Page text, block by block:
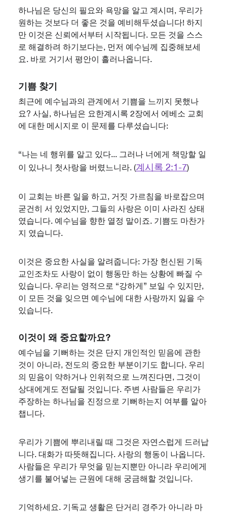
하나님은 당신의 필요와 욕망을 알고 계시며, 우리가
원하는 것보다 더 좋은 것을 예비해두셨습니다! 하지
만 이것은 신뢰에서부터 시작됩니다. 모든 것을 스스
로 해결하려 하기보다는, 먼저 예수님께 집중해보세
요. 바로 거기서 평안이 흘러나옵니다.
기쁨 찾기
최근에 예수님과의 관계에서 기쁨을 느끼지 못했나
요? 사실, 하나님은 요한계시록 2장에서 에베소 교회
에 대한 메시지로 이 문제를 다루셨습니다:
“나는 네 행위를 알고 있다... 그러나 너에게 책망할 일
이 있나니 첫사랑을 버렸느니라. (계시록 2:1-7)
이 교회는 바른 일을 하고, 거짓 가르침을 바로잡으며
굳건히 서 있었지만, 그들의 사랑은 이미 사라진 상태
였습니다. 예수님을 향한 열정 말이죠. 기쁨도 마찬가
지 였습니다.
이것은 중요한 사실을 알려줍니다: 가장 헌신된 기독
교인조차도 사랑이 없이 행동만 하는 상황에 빠질 수
있습니다. 우리는 영적으로 “강하게” 보일 수 있지만,
이 모든 것을 잊으면 예수님에 대한 사랑까지 잃을 수
있습니다.
이것이 왜 중요할까요?
예수님을 기뻐하는 것은 단지 개인적인 믿음에 관한
것이 아니라, 전도의 중요한 부분이기도 합니다. 우리
의 믿음이 약하거나 인위적으로 느껴진다면, 그것이
상대에게도 전달될 것입니다. 주변 사람들은 우리가
주장하는 하나님을 진정으로 기뻐하는지 여부를 알아
챕니다.
우리가 기쁨에 뿌리내릴 때 그것은 자연스럽게 드러납
니다. 대화가 따뜻해집니다. 사랑의 행동이 나옵니다.
사람들은 우리가 무엇을 믿는지뿐만 아니라 우리에게
생기를 불어넣는 근원에 대해 궁금해할 것입니다.
기억하세요. 기독교 생활은 단거리 경주가 아니라 마